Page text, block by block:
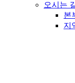
오시는
본
지